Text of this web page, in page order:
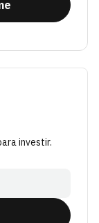
investir.